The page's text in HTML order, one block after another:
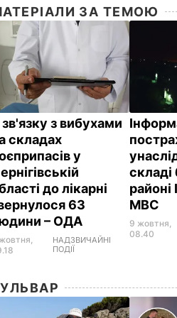
ЗА ТЕМОЮ
з вибухами
складах
у
до лікарні
63
– ОДА
НАДЗВИЧАЙНІ
ПОДІЇ
складі
районі
МВС
9 жовтня,
08.40